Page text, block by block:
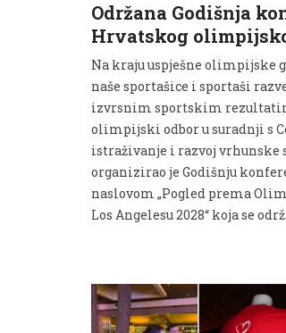
Održana Godišnja
Hrvatskog
Na kraju uspješne olimpijske
naše sportašice i sportaši
izvrsnim sportskim
olimpijski odbor u suradnji s
istraživanje i razvoj vrhunske
organizirao je Godišnju
naslovom „Pogled prema
Los Angelesu 2028“ koja se